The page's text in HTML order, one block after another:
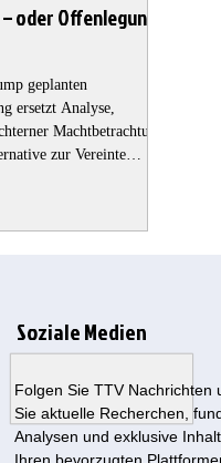
oder Offenlegung
geplanten
ersetzt Analyse,
Machtbetrachtung.
zur Vereinte
Folgen Sie TTV Nachrichten
Sie aktuelle Recherchen,
Analysen und exklusive
Soziale Medien